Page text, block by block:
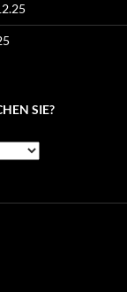
SIE?